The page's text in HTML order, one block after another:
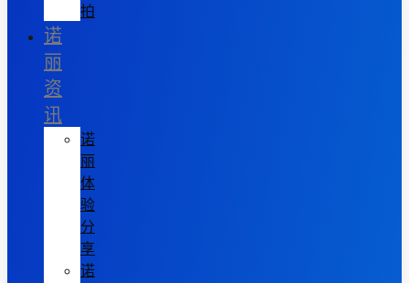
拍
诺
丽
资
讯
诺
丽
体
验
分
享
诺